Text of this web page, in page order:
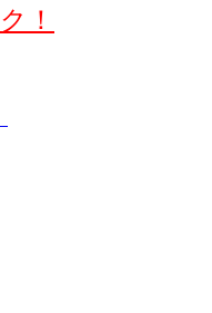
！